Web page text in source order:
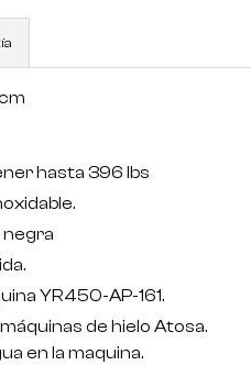
hasta 396 lbs
negra
YR450-AP-161.
de hielo Atosa.
en la maquina.